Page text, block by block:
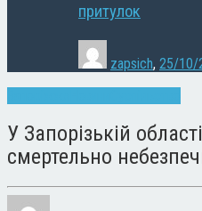
притулок
zapsich, 25/10/
У Запорізькій
смертельно